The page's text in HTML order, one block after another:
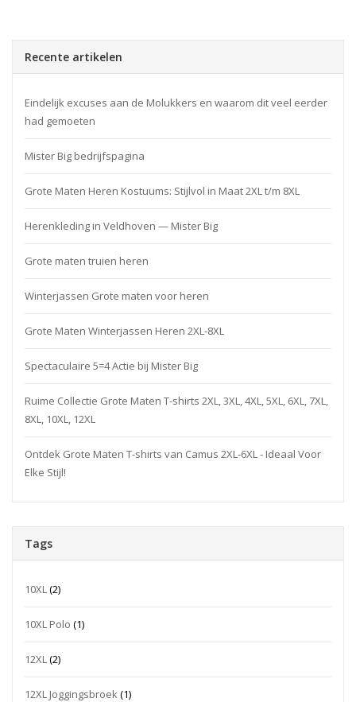
Recente artikelen
Eindelijk excuses aan de Molukkers en waarom dit veel eerder
had gemoeten
Mister Big bedrijfspagina
Grote Maten Heren Kostuums: Stijlvol in Maat 2XL t/m 8XL
Herenkleding in Veldhoven — Mister Big
Grote maten truien heren
Winterjassen Grote maten voor heren
Grote Maten Winterjassen Heren 2XL-8XL
Spectaculaire 5=4 Actie bij Mister Big
Ruime Collectie Grote Maten T-shirts 2XL, 3XL, 4XL, 5XL, 6XL, 7XL,
8XL, 10XL, 12XL
Ontdek Grote Maten T-shirts van Camus 2XL-6XL - Ideaal Voor
Elke Stijl!
Tags
10XL (2)
10XL Polo (1)
12XL (2)
12XL Joggingsbroek (1)